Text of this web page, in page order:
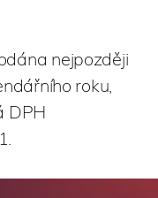
nejpozději
roku,
DPH